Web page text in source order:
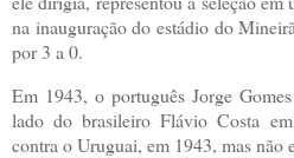
na inauguração do estádio do
por 3 a 0.
Em 1943, o português Jorge
lado do brasileiro Flávio Costa
contra o Uruguai, em 1943, mas não